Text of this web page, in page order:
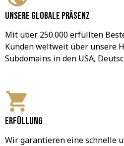
Unsere globale Präsenz
Mit über 250.000 erfüllten
Kunden weltweit über unsere
Subdomains in den USA,
Erfüllung
Wir garantieren eine schnelle